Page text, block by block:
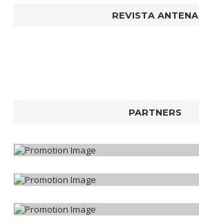
REVISTA ANTENA
PARTNERS